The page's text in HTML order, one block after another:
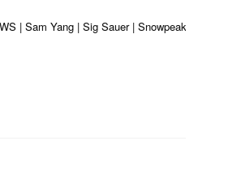
Sam Yang | Sig Sauer | Snowpeak |